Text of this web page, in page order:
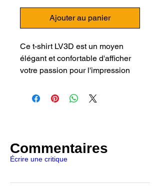
Ajouter au panier
Ce t-shirt LV3D est un moyen
élégant et confortable d'afficher
votre passion pour l'impression
de haute qualité, il offre un
logo emblématique de LV3D,
avec des détails accrocheurs qui
ne manqueront pas de faire
Commentaires
Écrire une critique